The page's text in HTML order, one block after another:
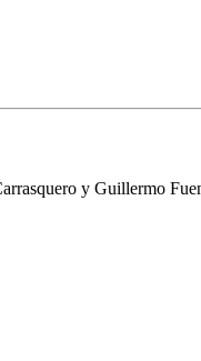
y Guillermo